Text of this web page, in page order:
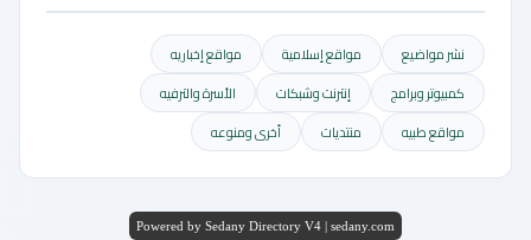
نشر مواضيع مواقع إسلامية
مواقع إخباريه
كمبيوتر وبرامج
إنترنت وشبكات
الأسرة والترفيه
مواقع طبيه
منتديات أخرى ومنوعه
Powered by Sedany Directory V4 | sedany.com